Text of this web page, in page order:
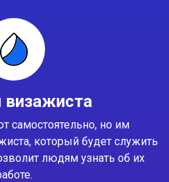
визажиста
самостоятельно, но им
который будет служить
людям узнать об их